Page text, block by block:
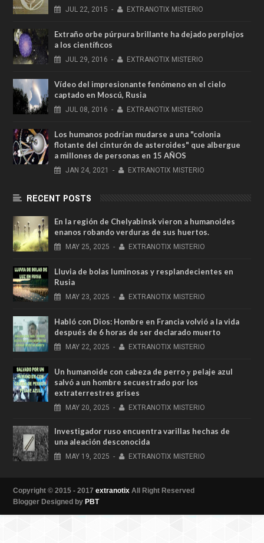
JUL 22, 2015 - EXTRANOTIX MISTERIO
Extraño orbe púrpura brillante ha dejado perplejos
a los científicos
JUL 29, 2016 - EXTRANOTIX MISTERIO
Vídeo del impresionante fenómeno en el cielo
captado en Moscú, Rusia
JUL 08, 2016 - EXTRANOTIX MISTERIO
Los humanos podrían mudarse a una "colonia
flotante del cinturón de asteroides" que albergue
a millones de personas en 15 AÑOS
JAN 24, 2021 - EXTRANOTIX MISTERIO
RECENT POSTS
En la región de Chelyabinsk vieron a humanoides
enanos robando verduras de sus huertos.
MAY 25, 2025 - EXTRANOTIX MISTERIO
Lluvia de bolas luminosas y resplandecientes en
Rusia
MAY 23, 2025 - EXTRANOTIX MISTERIO
Habló con Dios: Hombre en Francia volvió a la vida
después de 6 horas de ser declarado muerto
MAY 22, 2025 - EXTRANOTIX MISTERIO
Un humanoide con cabeza de perro у pelaje azul
salvó a un hombre secuestrado por los
extraterrestres grises
MAY 20, 2025 - EXTRANOTIX MISTERIO
Investigador ruso encuentra varillas hechas de
una aleación desconocida
MAY 19, 2025 - EXTRANOTIX MISTERIO
Copyright © 2015 - 2017 extranotix All Right Reserved
Blogger Designed by PBT